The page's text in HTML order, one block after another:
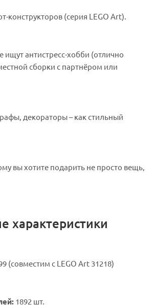
конструкторов (серия LEGO Art).
ищут антистресс-хобби (отлично
сборки с партнёром или
декораторы – как стильный
вы хотите подарить не просто вещь,
характеристики
(совместим с LEGO Art 31218)
1892 шт.